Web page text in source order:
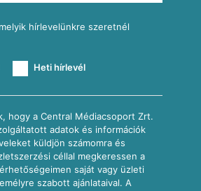
hírlevelünkre szeretnél
Heti hírlevél
hogy a Central Médiacsoport Zrt.
adatok és információk
küldjön számomra és
céllal megkeressen a
saját vagy üzleti
szabott ajánlataival. A